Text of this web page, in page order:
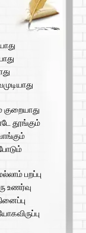
தூங்கும்
பறப்பு
உணர்வு